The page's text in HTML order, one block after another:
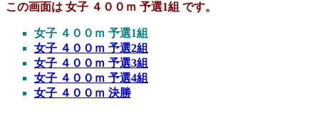
この画面は 女子 ４００ｍ 予選1組 です。
女子 ４００ｍ 予選1組
女子 ４００ｍ 予選2組
女子 ４００ｍ 予選3組
女子 ４００ｍ 予選4組
女子 ４００ｍ 決勝